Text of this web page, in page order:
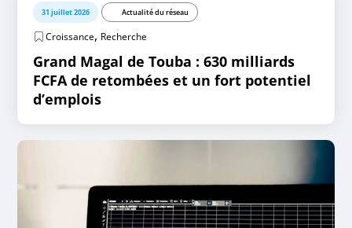
31 juillet 2026 Actualité du réseau
Croissance, Recherche
Grand Magal de Touba : 630 milliards
FCFA de retombées et un fort potentiel
d’emplois